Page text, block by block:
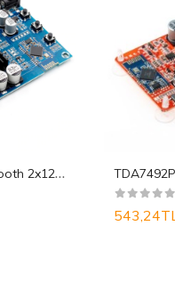
T
PA3116D2 Bluetooth 2x120W Ses Amfi Modülü
543,24TL